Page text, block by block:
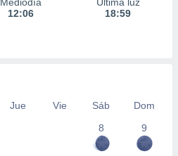
12:06
18:59
Jue Vie Sáb
Dom
8
9